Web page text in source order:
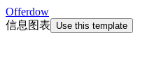
Offerdow
信息图表
Use this template